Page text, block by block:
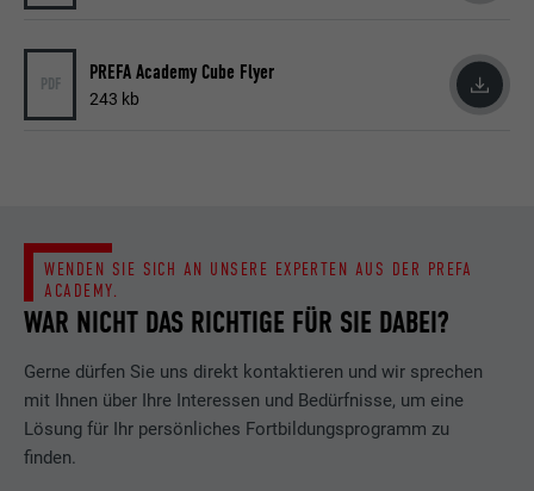
PDF PREFA Academy Cube Flyer
243 kb
WAR NICHT DAS RICHTIGE FÜR SIE DABEI?
WENDEN SIE SICH AN UNSERE EXPERTEN AUS DER PREFA
ACADEMY.
Gerne dürfen Sie uns direkt kontaktieren und wir sprechen
mit Ihnen über Ihre Interessen und Bedürfnisse, um eine
Lösung für Ihr persönliches Fortbildungsprogramm zu
finden.